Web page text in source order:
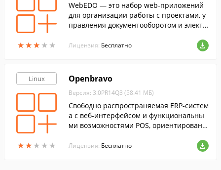
★★★ ★ ★
★★★ ★ ★
WebEDO — это набор web-приложений
для организации работы с проектами, у
правления документооборотом и электр
еобходимым набором инструментов для
построения рабочей среды как в Интер
Лицензия: Бесплатно
Linux
★★ ★ ★ ★
★★ ★ ★ ★
Openbravo
Версия: 3.0PR14Q3 (58.41 МБ)
Свободно распространяемая ERP-систем
а с веб-интерфейсом и функциональны
ми возможностями POS, ориентированн
бизнесе.
Лицензия: Бесплатно